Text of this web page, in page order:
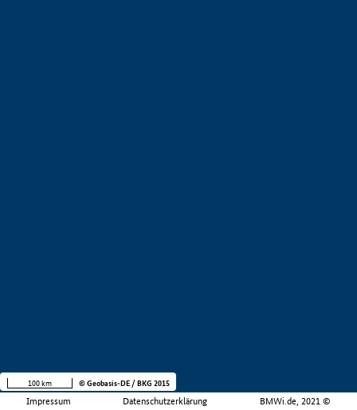
Impressum Datenschutzerklärung BMWi.de, 2021 ©
100 km © Geobasis-DE / BKG 2015